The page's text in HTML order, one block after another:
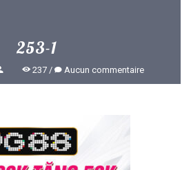
253-1
237 Aucun commentaire